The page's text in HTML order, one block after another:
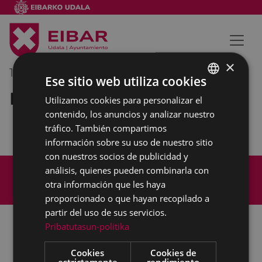
19/10/2022
Reunión interna municipal
Aviso legal
Política de cookies
Accesibilidad
BASQUE
SPANISH
×
Ese sitio web utiliza cookies
Utilizamos cookies para personalizar el
contenido, los anuncios y analizar nuestro
tráfico. También compartimos
información sobre su uso de nuestro sitio
con nuestros socios de publicidad y
análisis, quienes pueden combinarla con
otra información que les haya
proporcionado o que hayan recopilado a
partir del uso de sus servicios.
Pribatutasun-politika
Cookies
Cookies de